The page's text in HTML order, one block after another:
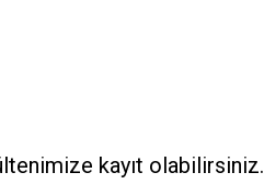
kayıt olabilirsiniz.